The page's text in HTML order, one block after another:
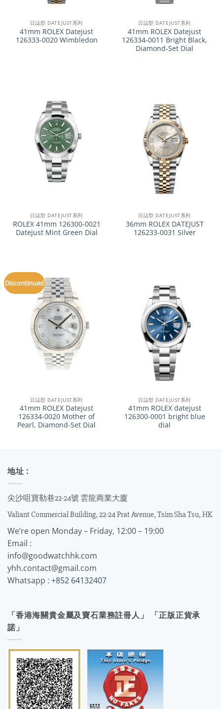
日誌型 DATEJUST系列
41mm ROLEX Datejust
126333-0020 Wimbledon
日誌型 DATEJUST系列
41mm ROLEX Datejust
126334-0011 Bright Black,
Diamond-Set Dial
日誌型 DATEJUST系列
ROLEX 41mm 126300-0021
Datejust Mint Green Dial
日誌型 DATEJUST系列
36mm ROLEX DATEJUST
126233-0031 Silver
Discontinued
日誌型 DATEJUST系列
41mm ROLEX Datejust
126334-0020 Mother of
Pearl, Diamond-Set Dial
日誌型 DATEJUST系列
41mm ROLEX datejust
126300-0001 bright blue
dial
地址 :
尖沙咀寶勒巷22-24號 雲龍商業大廈
Valiant Commercial Building, 22-24 Prat Avenue, Tsim Sha Tsu, HK
We’re open Monday – Friday, 12:00 – 19:00
Email :
info@goodwatchhk.com
yhh.contact@gmail.com
Whatsapp : +852 64132407
「香港海關貴金屬及寶石業務註冊人」 「正版正貨承
諾」